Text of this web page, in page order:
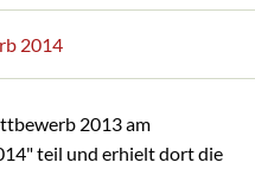
2014
2013 am
teil und erhielt dort die